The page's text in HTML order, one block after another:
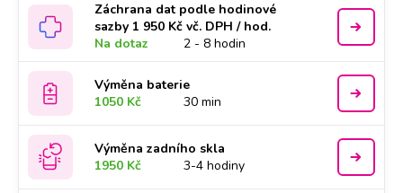
Záchrana dat podle hodinové
sazby 1 950 Kč vč. DPH / hod.
Na dotaz
2 - 8 hodin
Výměna baterie
1050 Kč
30 min
Výměna zadního skla
1950 Kč
3-4 hodiny